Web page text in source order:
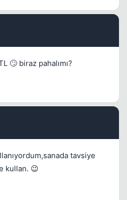
🙄 biraz pahalımı?
tavsiye
kullan. 😉